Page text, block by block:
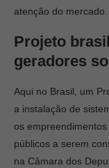
atenção do mercado.
Projeto
geradores
Aqui no Brasil, um
a instalação de
os
públicos a serem
na Câmara dos